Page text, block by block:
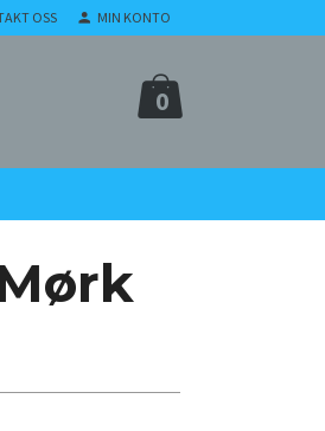
OSS MIN KONTO
0